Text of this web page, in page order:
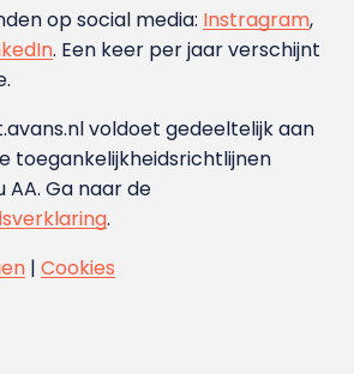
op social media: Instragram,
. Een keer per jaar verschijnt
voldoet gedeeltelijk aan
toegankelijkheidsrichtlijnen
AA. Ga naar de
.
| Cookies